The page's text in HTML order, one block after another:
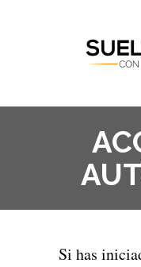
Si has